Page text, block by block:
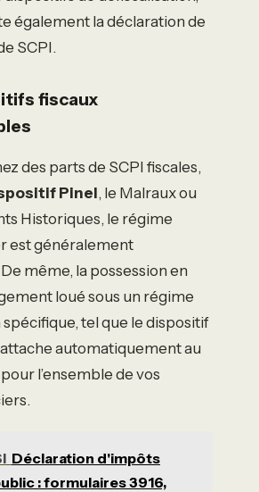
également la déclaration de
SCPI.
fiscaux
des parts de SCPI fiscales,
Pinel, le Malraux ou
Historiques, le régime
est généralement
même, la possession en
loué sous un régime
tel que le dispositif
automatiquement au
pour l’ensemble de vos
Déclaration d'impôts
: formulaires 3916,